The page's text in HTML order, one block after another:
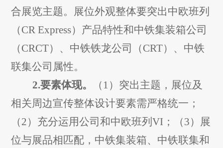
合展览主题。展位外观整体要突出中欧班列
（CR Express）产品特性和中铁集装箱公司
（CRCT） 、中铁铁龙公司（CRT）、中铁
联集公司 属性。
2.要素体现。 （ 1 ）突出主题，展位及
相关周边宣传整体设计要素需严格统一；
（2）充分运用公司和中欧班列 VI ；（3）展
位与展品相匹配，中铁集装箱、中铁联集和